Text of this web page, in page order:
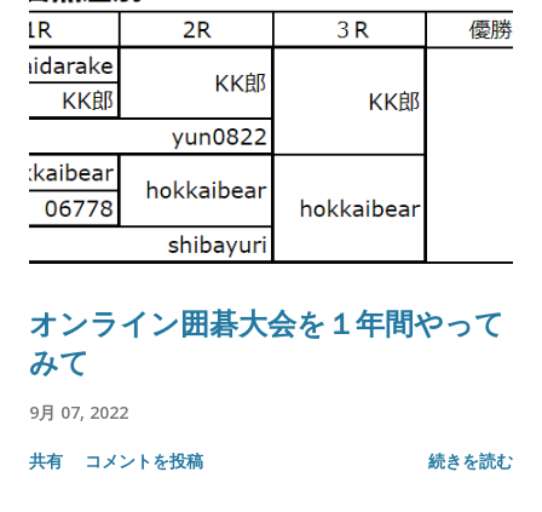
オンライン囲碁大会を１年間やって
みて
9月 07, 2022
共有 コメントを投稿 続きを読む